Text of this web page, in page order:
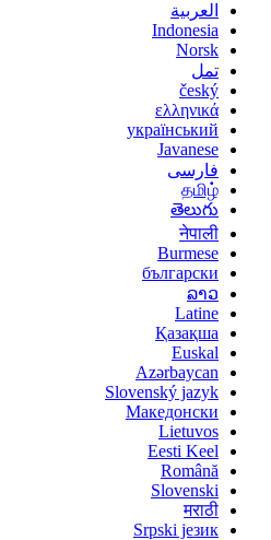
العربية
Indonesia
Norsk‎
تمل
český
ελληνικά
український
Javanese
فارسی
தமிழ்
తెలుగు
नेपाली
Burmese
български
ລາວ
Latine
Қазақша
Euskal
Azərbaycan
Slovenský jazyk
Македонски
Lietuvos
Eesti Keel
Română
Slovenski
मराठी
Srpski језик